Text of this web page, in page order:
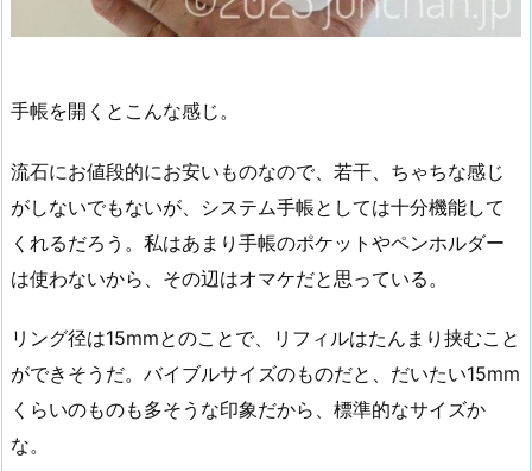
手帳を開くとこんな感じ。
流石にお値段的にお安いものなので、若干、ちゃちな感じ
がしないでもないが、システム手帳としては十分機能して
くれるだろう。私はあまり手帳のポケットやペンホルダー
は使わないから、その辺はオマケだと思っている。
リング径は15mmとのことで、リフィルはたんまり挟むこと
ができそうだ。バイブルサイズのものだと、だいたい15mm
くらいのものも多そうな印象だから、標準的なサイズか
な。